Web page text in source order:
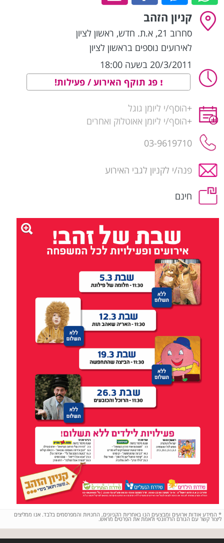
קניון הזהב
סחרוב 21, א.ת. חדש , ראשון לציון
לאירועים נוספים בראשון לציון
20/3/2011 בשעה 18:00
פג תוקף האירוע / פעילות!
+הוסף/י ליומן גוגל
+הוסף/י ליומן אאוטלוק ואחרים
03-9619710
פנה/י לקניון לגבי האירוע
חינם
* המידע אודות ארועים ומבצעים הנו באחריות הקניונים, החנויות והמפרסמים בלבד. אנו ממליצים
ליצור קשר עם הגורם הרלוונטי ולאמת את הפרטים מראש.